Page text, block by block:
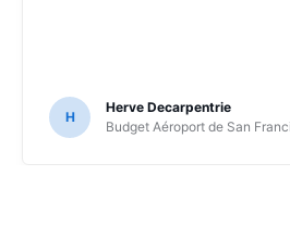
H
Herve Decarpentrie
Budget Aéroport de San